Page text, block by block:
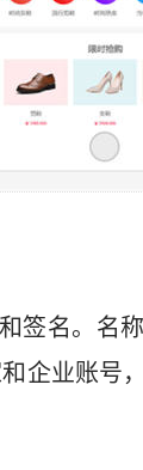
签名。名
企业账号